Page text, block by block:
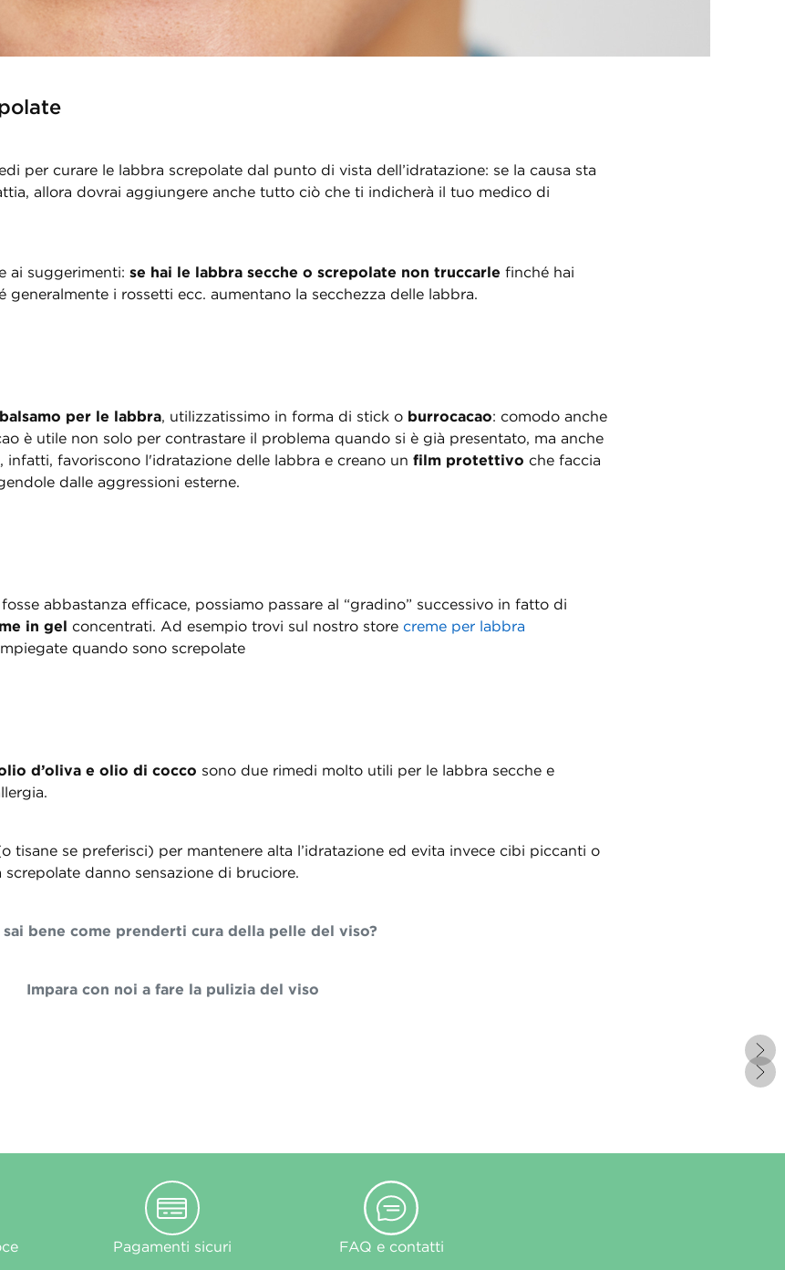
per curare le labbra screpolate dal punto di vista dell’idratazione: se la causa sta
allora dovrai aggiungere anche tutto ciò che ti indicherà il tuo medico di
ai suggerimenti: se hai le labbra secche o screpolate non truccarle finché hai
i rossetti ecc. aumentano la secchezza delle labbra.
balsamo per le labbra, utilizzatissimo in forma di stick o burrocacao: comodo anche
è utile non solo per contrastare il problema quando si è già presentato, ma anche
favoriscono l'idratazione delle labbra e creano un film protettivo che faccia
dalle aggressioni esterne.
abbastanza efficace, possiamo passare al “gradino” successivo in fatto di
in gel concentrati. Ad esempio trovi sul nostro store creme per labbra
quando sono screpolate
d’oliva e olio di cocco sono due rimedi molto utili per le labbra secche e
tisane se preferisci) per mantenere alta l’idratazione ed evita invece cibi piccanti o
danno sensazione di bruciore.
sai bene come prenderti cura della pelle del viso?
Impara con noi a fare la pulizia del viso
Pagamenti sicuri FAQ e contatti